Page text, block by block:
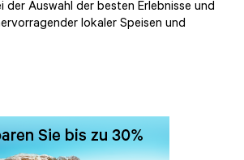
der Auswahl der besten Erlebnisse und
lokaler Speisen und